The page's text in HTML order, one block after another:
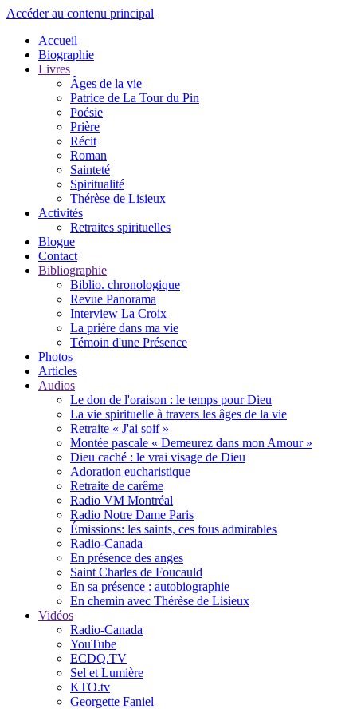
Accéder au contenu principal
Accueil
Biographie
Livres
Âges de la vie
Patrice de La Tour du Pin
Poésie
Prière
Récit
Roman
Sainteté
Spiritualité
Thérèse de Lisieux
Activités
Retraites spirituelles
Blogue
Contact
Bibliographie
Biblio. chronologique
Revue Panorama
Interview La Croix
La prière dans ma vie
Témoin d'une Présence
Photos
Articles
Audios
Le don de l'oraison : le temps pour Dieu
La vie spirituelle à travers les âges de la vie
Retraite « J'ai soif »
Montée pascale « Demeurez dans mon Amour »
Dieu caché : le vrai visage de Dieu
Adoration eucharistique
Retraite de carême
Radio VM Montréal
Radio Notre Dame Paris
Émissions: les saints, ces fous admirables
Radio-Canada
En présence des anges
Saint Charles de Foucauld
En sa présence : autobiographie
En chemin avec Thérèse de Lisieux
Vidéos
Radio-Canada
YouTube
ECDQ.TV
Sel et Lumière
KTO.tv
Georgette Faniel